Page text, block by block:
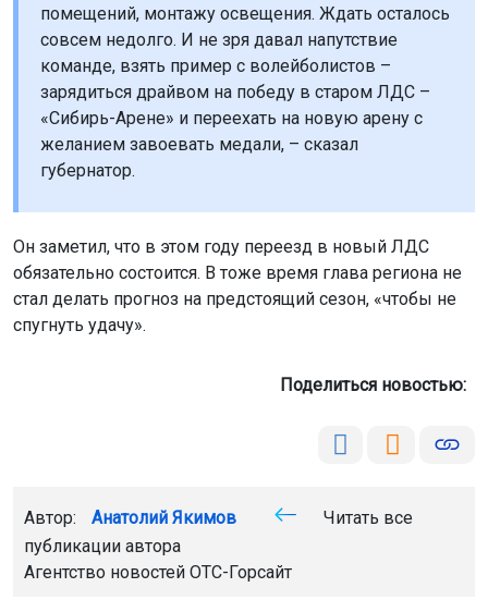
помещений, монтажу освещения. Ждать осталось
совсем недолго. И не зря давал напутствие
команде, взять пример с волейболистов –
зарядиться драйвом на победу в старом ЛДС –
«Сибирь-Арене» и переехать на новую арену с
желанием завоевать медали, – сказал
губернатор.
Он заметил, что в этом году переезд в новый ЛДС
обязательно состоится. В тоже время глава региона не
стал делать прогноз на предстоящий сезон, «чтобы не
спугнуть удачу».
Поделиться новостью:
Автор: Анатолий Якимов
Читать все
публикации автора
Агентство новостей ОТС-Горсайт